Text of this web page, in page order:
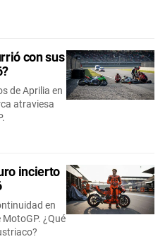
con sus
de Aprilia en
atraviesa
incierto
en
¿Qué